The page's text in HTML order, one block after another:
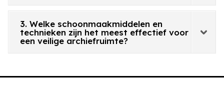
3. Welke schoonmaakmiddelen en
technieken zijn het meest effectief voor
een veilige archiefruimte?